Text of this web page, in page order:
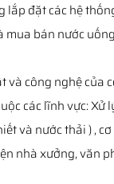
lắp đặt các hệ
mua bán nước
và công nghệ của
các lĩnh vực: Xử
và nước thải ) ,
nhà xưởng, văn